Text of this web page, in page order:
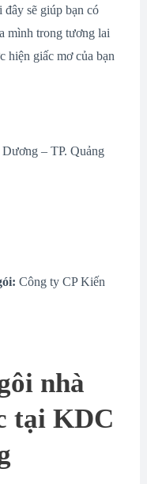
đây sẽ giúp bạn có
mình trong tương lai
giấc mơ của bạn
– TP. Quảng
Công ty CP Kiến
nhà
tại KDC